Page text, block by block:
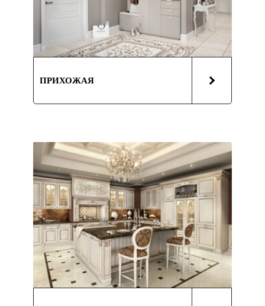
ПРИХОЖАЯ